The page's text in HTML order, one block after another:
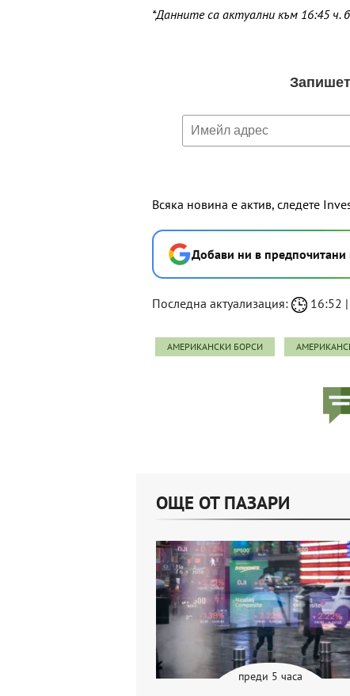
*Данните са актуални към 16:45 ч.
Всяка новина е актив, следете
Добави ни в предпочитани
Последна актуализация: 16:52
АМЕРИКАНСКИ БОРСИ
ОЩЕ ОТ ПАЗАРИ
преди 5 часа